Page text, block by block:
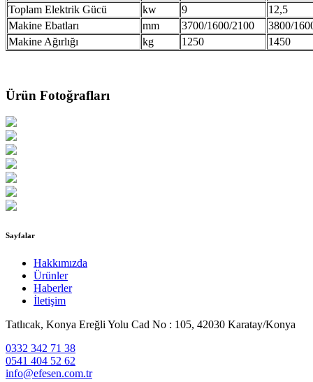
Toplam Elektrik Gücü
kw 9
12,5
Makine Ebatları
mm 3700/1600/2100
3800/
Makine Ağırlığı
kg 1250 1450
Ürün Fotoğrafları
Sayfalar
Hakkımızda
Ürünler
Haberler
İletişim
Tatlıcak, Konya Ereğli Yolu Cad No : 105, 42030 Karatay/Konya
0332 342 71 38
0541 404 52 62
info@efesen.com.tr